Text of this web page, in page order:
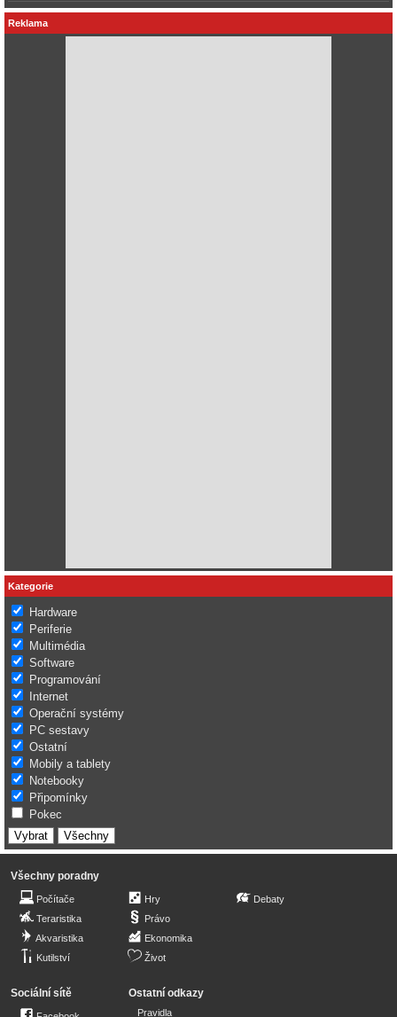
Reklama
Kategorie
Hardware
Periferie
Multimédia
Software
Programování
Internet
Operační systémy
PC sestavy
Ostatní
Mobily a tablety
Notebooky
Připomínky
Pokec
Všechny poradny
Počítače
Teraristika
Akvaristika
Kutilství
Hry
Právo
Ekonomika
Život
Debaty
Sociální sítě Ostatní odkazy
Pravidla